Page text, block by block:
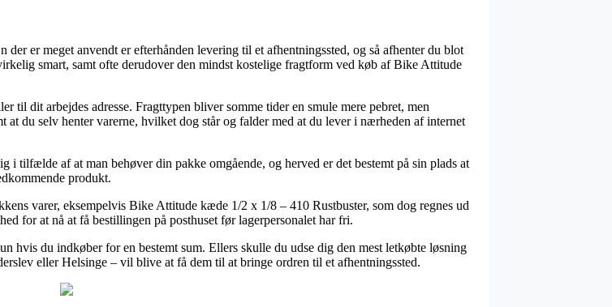
er meget anvendt er efterhånden levering til et afhentningssted, og så afhenter du blot
smart, samt ofte derudover den mindst kostelige fragtform ved køb af Bike Attitude
dit arbejdes adresse. Fragttypen bliver somme tider en smule mere pebret, men
du selv henter varerne, hvilket dog står og falder med at du lever i nærheden af internet
tilfælde af at man behøver din pakke omgående, og herved er det bestemt på sin plads at
produkt.
varer, eksempelvis Bike Attitude kæde 1/2 x 1/8 – 410 Rustbuster, som dog regnes ud
for at nå at få bestillingen på posthuset før lagerpersonalet har fri.
hvis du indkøber for en bestemt sum. Ellers skulle du udse dig den mest letkøbte løsning
eller Helsinge – vil blive at få dem til at bringe ordren til et afhentningssted.